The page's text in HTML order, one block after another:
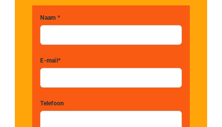
Naam *
E-mail*
Telefoon